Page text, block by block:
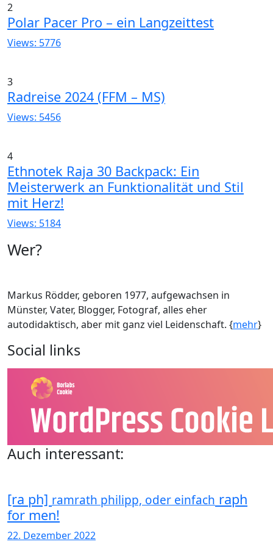
2
Polar Pacer Pro – ein Langzeittest
Views: 5776
3
Radreise 2024 (FFM – MS)
Views: 5456
4
Ethnotek Raja 30 Backpack: Ein
Meisterwerk an Funktionalität und Stil
mit Herz!
Views: 5184
Wer?
Markus Rödder, geboren 1977, aufgewachsen in
Münster, Vater, Blogger, Fotograf, alles eher
autodidaktisch, aber mit ganz viel Leidenschaft. {mehr}
Social links
Auch interessant:
[ra ph] ramrath philipp, oder einfach raph
for men!
22. Dezember 2022